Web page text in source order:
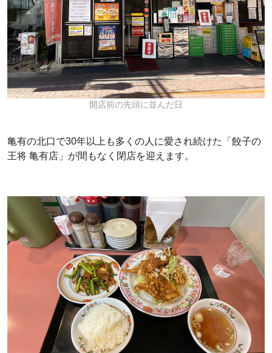
開店前の先頭に並んだ日
亀有の北口で30年以上も多くの人に愛され続けた「餃子の
王将 亀有店」が間もなく閉店を迎えます。